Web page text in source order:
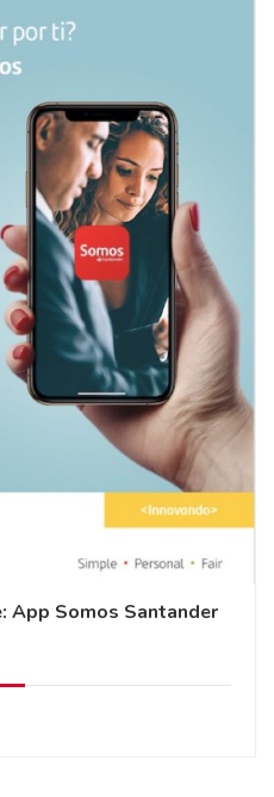
App Somos Santander